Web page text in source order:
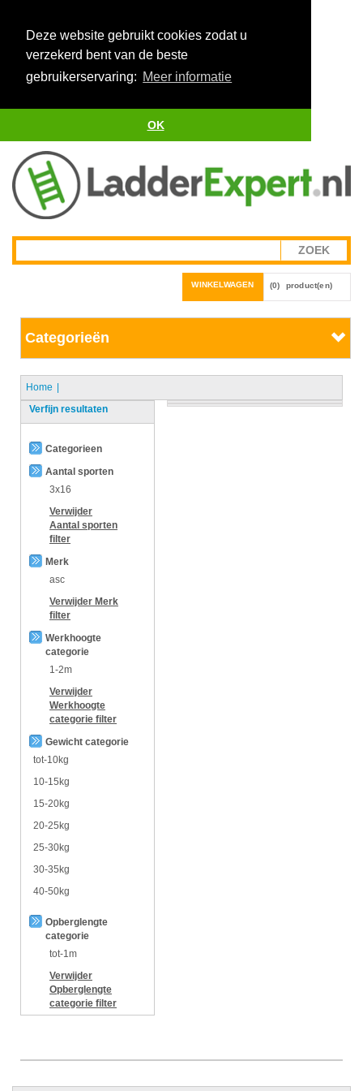
Deze website gebruikt cookies zodat u
verzekerd bent van de beste
gebruikerservaring: Meer informatie
OK
WINKELWAGEN (0) product(en)
Categorieën
Home
Verfijn resultaten
Categorieen
Aantal sporten
3x16
Verwijder
Aantal sporten
filter
Merk
asc
Verwijder Merk
filter
Werkhoogte
categorie
1-2m
Verwijder
Werkhoogte
categorie filter
Gewicht categorie
tot-10kg
10-15kg
15-20kg
20-25kg
25-30kg
30-35kg
40-50kg
Opberglengte
categorie
tot-1m
Verwijder
Opberglengte
categorie filter